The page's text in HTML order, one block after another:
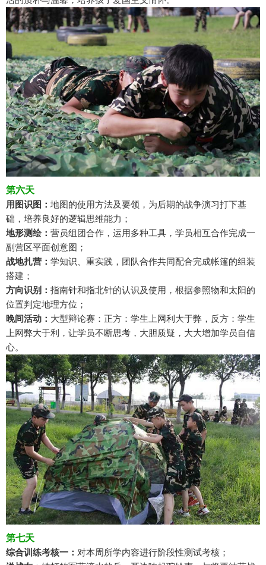
第六天
用图识图： 地图的使用方法及要领，为后期的战争演习打下基
础，培养良好的逻辑思维能力；
地形测绘： 营员组团合作，运用多种工具，学员相互合作完成一
副营区平面创意图；
战地扎营： 学知识、重实践，团队合作共同配合完成帐篷的组装
搭建；
方向识别： 指南针和指北针的认识及使用，根据参照物和太阳的
位置判定地理方位；
晚间活动： 大型辩论赛：正方：学生上网利大于弊，反方：学生
上网弊大于利，让学员不断思考，大胆质疑，大大增加学员自信
心。
第七天
综合训练考核一： 对本周所学内容进行阶段性测试考核；